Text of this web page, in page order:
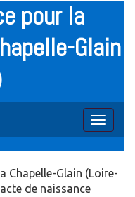
pour la
Glain
Toggle
Chapelle-Glain (Loire-
de naissance